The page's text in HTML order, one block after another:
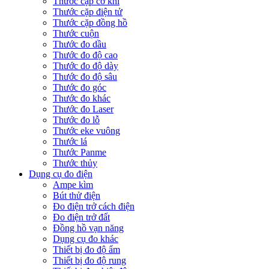
Thước cặp điện tử
Thước cặp đồng hồ
Thước cuộn
Thước đo dầu
Thước đo độ cao
Thước đo độ dày
Thước đo độ sâu
Thước đo góc
Thước đo khác
Thước đo Laser
Thước đo lỗ
Thước eke vuông
Thước lá
Thước Panme
Thước thủy
Dụng cụ đo điện
Ampe kìm
Bút thử điện
Đo điện trở cách điện
Đo điện trở đất
Đồng hồ vạn năng
Dụng cụ đo khác
Thiết bị đo độ ẩm
Thiết bị đo độ rung